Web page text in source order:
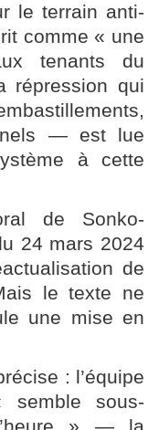
le terrain anti-
comme « une
tenants du
répression qui
— est lue
à cette
de Sonko-
24 mars 2024
de
le texte ne
une mise en
: l’équipe
semble sous-